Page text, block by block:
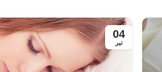
04
تیر